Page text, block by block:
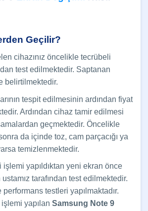
Geçilir?
cihazınız öncelikle tecrübeli
test edilmektedir. Saptanan
belirtilmektedir.
tespit edilmesinin ardından fiyat
Ardından cihaz tamir edilmesi
geçmektedir. Öncelikle
da içinde toz, cam parçacığı ya
temizlenmektedir.
işlemi yapıldıktan yeni ekran önce
tarafından test edilmektedir.
testleri yapılmaktadır.
yapılan Samsung Note 9